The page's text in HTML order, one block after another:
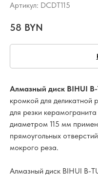
Артикул: DCDT115
58 BYN
Алмазный диск BIHUI B-
кромкой для деликатной
для резки
диаметром 115 мм
прямоугольных
мокрого реза.
Алмазный диск BIHUI B-